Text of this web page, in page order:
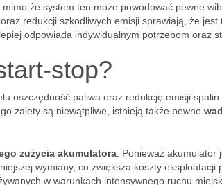
że system ten może powodować pewne
redukcji szkodliwych emisji sprawiają, że jest
odpowiada indywidualnym potrzebom oraz
stop?
oszczędność paliwa oraz redukcję emisji spalin
zalety są niewątpliwe, istnieją także pewne
zużycia akumulatora . Ponieważ akumulator
wymiany, co zwiększa koszty eksploatacji
w warunkach intensywnego ruchu